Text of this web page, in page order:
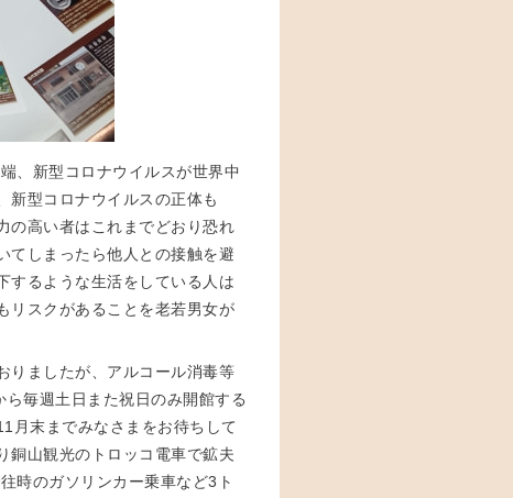
、新型コロナウイルスが世界中
新型コロナウイルスの正体も
の高い者はこれまでどおり恐れ
てしまったら他人との接触を避
するような生活をしている人は
リスクがあることを老若男女が
りましたが、アルコール消毒等
毎週土日また祝日のみ開館する
月末までみなさまをお待ちして
銅山観光のトロッコ電車で鉱夫
時のガソリンカー乗車など3ト